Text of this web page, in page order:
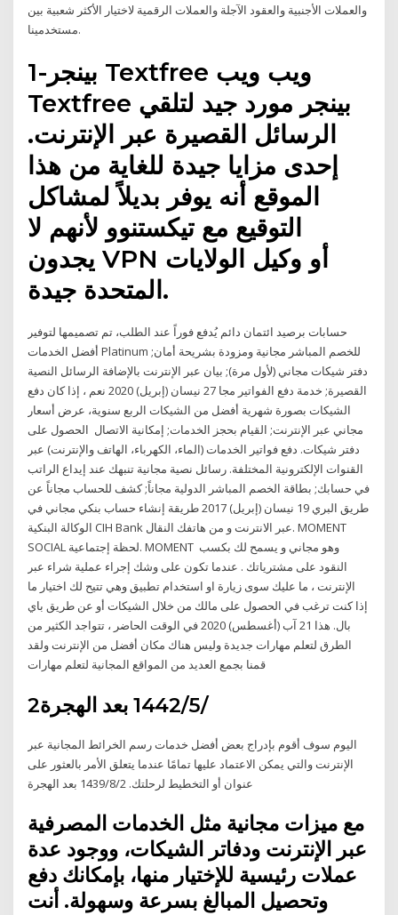
والعملات الأجنبية والعقود الآجلة والعملات الرقمية لاختيار الأكثر شعبية بين
مستخدمينا.
1-بينجر Textfree ويب ويب
Textfree بينجر مورد جيد لتلقي
الرسائل القصيرة عبر الإنترنت.
إحدى مزايا جيدة للغاية من هذا
الموقع أنه يوفر بديلاً لمشاكل
التوقيع مع تيكستنوو لأنهم لا
يجدون VPN أو وكيل الولايات
المتحدة جيدة.
حسابات برصيد ائتمان دائم يُدفع فوراً عند الطلب، تم تصميمها لتوفير
أفضل الخدمات Platinum للخصم المباشر مجانية ومزودة بشريحة أمان;
دفتر شيكات مجاني (لأول مرة); بيان عبر الإنترنت بالإضافة الرسائل النصية
القصيرة; خدمة دفع الفواتير مجا 27 نيسان (إبريل) 2020 نعم ، إذا كان دفع
الشيكات بصورة شهرية أفضل من الشيكات الربع سنوية، عرض أسعار
مجاني عبر الإنترنت; القيام بحجز الخدمات; إمكانية الاتصال الحصول على
دفتر شيكات. دفع فواتير الخدمات (الماء، الكهرباء، الهاتف والإنترنت) عبر
القنوات الإلكترونية المختلفة. رسائل نصية مجانية تنبهك عند إيداع الراتب
في حسابك; بطاقة الخصم المباشر الدولية مجاناً; كشف للحساب مجاناً عن
طريق البري 19 نيسان (إبريل) 2017 طريقة إنشاء حساب بنكي مجاني في
الوكالة البنكية CIH Bank عبر الانترنت و من هاتفك النقال. MOMENT
SOCIAL لحظة إجتماعية. MOMENT وهو مجاني و يسمح لك بكسب
النقود على مشترياتك . عندما تكون على وشك إجراء عملية شراء عبر
الإنترنت ، ما عليك سوى زيارة او استخدام تطبيق وهي تتيح لك اختيار ما
إذا كنت ترغب في الحصول على مالك من خلال الشيكات أو عن طريق باي
بال. هذا 21 آب (أغسطس) 2020 في الوقت الحاضر ، تتواجد الكثير من
الطرق لتعلم مهارات جديدة وليس هناك مكان أفضل من الإنترنت ولقد
2‏‏/5‏‏/1442 بعد الهجرة
اليوم سوف أقوم بإدراج بعض أفضل خدمات رسم الخرائط المجانية عبر
الإنترنت والتي يمكن الاعتماد عليها تمامًا عندما يتعلق الأمر بالعثور على
عنوان أو التخطيط لرحلتك. 2‏‏/8‏‏/1439 بعد الهجرة
مع ميزات مجانية مثل الخدمات المصرفية
عبر الإنترنت ودفاتر الشيكات، ووجود عدة
عملات رئيسية للإختيار منها، بإمكانك دفع
وتحصيل المبالغ بسرعة وسهولة. أنت